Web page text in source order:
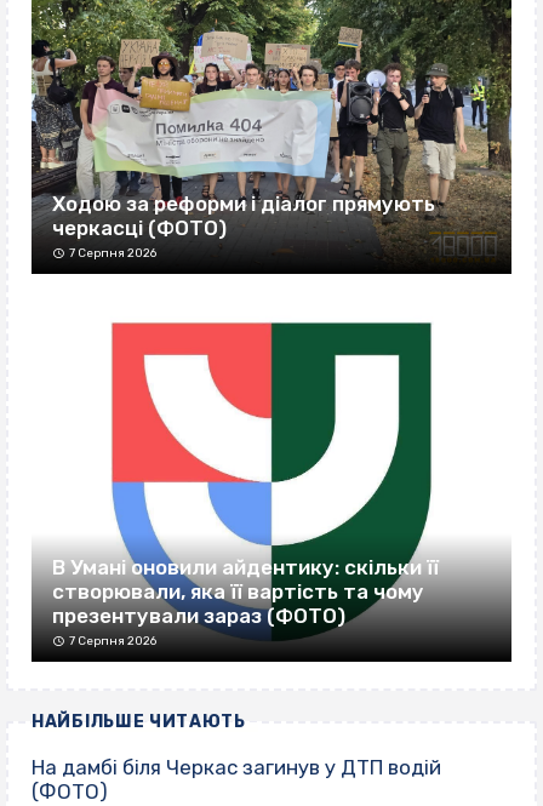
Ходою за реформи і діалог прямують
черкасці (ФОТО)
7 Серпня 2026
В Умані оновили айдентику: скільки її
створювали, яка її вартість та чому
презентували зараз (ФОТО)
7 Серпня 2026
НАЙБІЛЬШЕ ЧИТАЮТЬ
На дамбі біля Черкас загинув у ДТП водій
(ФОТО)